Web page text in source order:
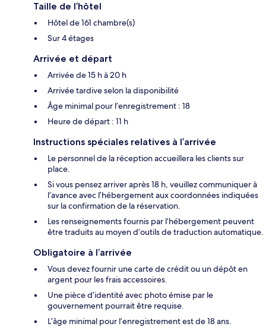
Taille de l’hôtel
Hôtel de 161 chambre(s)
Sur 4 étages
Arrivée et départ
Arrivée de 15 h à 20 h
Arrivée tardive selon la disponibilité
Âge minimal pour l’enregistrement : 18
Heure de départ : 11 h
Instructions spéciales relatives à l’arrivée
Le personnel de la réception accueillera les clients sur
place.
Si vous pensez arriver après 18 h, veuillez communiquer à
l’avance avec l’hébergement aux coordonnées indiquées
sur la confirmation de la réservation.
Les renseignements fournis par l’hébergement peuvent
être traduits au moyen d’outils de traduction automatique.
Obligatoire à l’arrivée
Vous devez fournir une carte de crédit ou un dépôt en
argent pour les frais accessoires.
Une pièce d’identité avec photo émise par le
gouvernement pourrait être requise.
L’âge minimal pour l’enregistrement est de 18 ans.